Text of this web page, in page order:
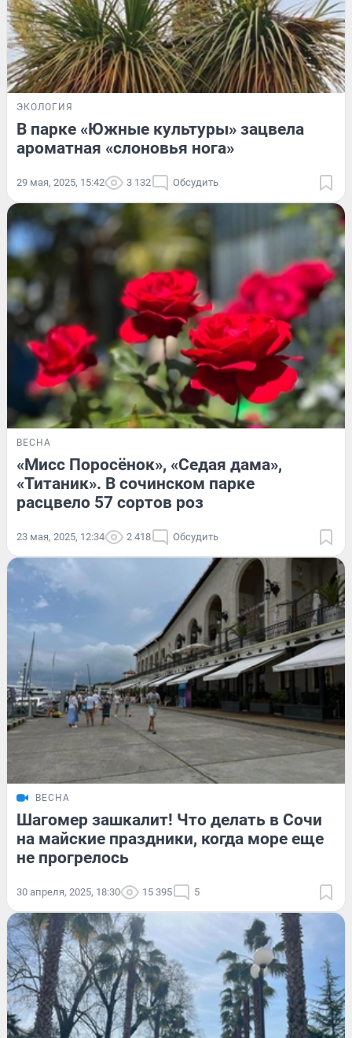
ЭКОЛОГИЯ
В парке «Южные культуры» зацвела
ароматная «слоновья нога»
29 мая, 2025, 15:42 3 132 Обсудить
ВЕСНА
«Мисс Поросёнок», «Седая дама»,
«Титаник». В сочинском парке
расцвело 57 сортов роз
23 мая, 2025, 12:34 2 418 Обсудить
ВЕСНА
Шагомер зашкалит! Что делать в Сочи
на майские праздники, когда море еще
не прогрелось
30 апреля, 2025, 18:30 15 395 5